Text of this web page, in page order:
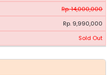
Rp. 14,000,000
Rp. 9,990,000
Sold Out